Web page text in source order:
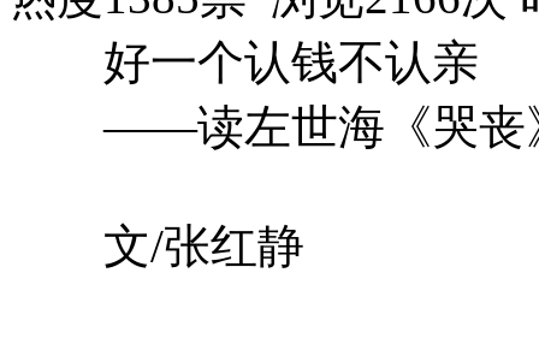
好一个认钱不认亲
——读左世海《哭丧
文/张红静